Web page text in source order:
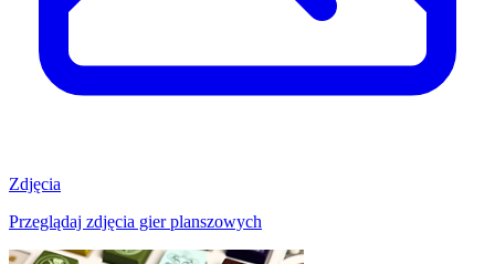
Zdjęcia
Przeglądaj zdjęcia gier planszowych